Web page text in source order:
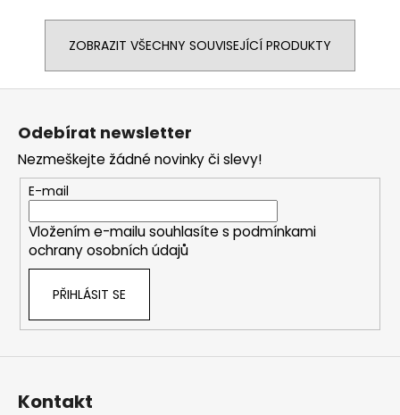
ZOBRAZIT VŠECHNY SOUVISEJÍCÍ PRODUKTY
Z
Odebírat newsletter
Nezmeškejte žádné novinky či slevy!
E-mail
Vložením e-mailu souhlasíte s podmínkami
ochrany osobních údajů
PŘIHLÁSIT SE
Kontakt